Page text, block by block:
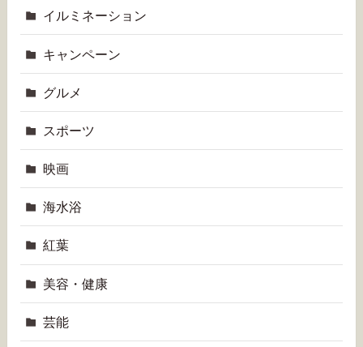
イルミネーション
キャンペーン
グルメ
スポーツ
映画
海水浴
紅葉
美容・健康
芸能